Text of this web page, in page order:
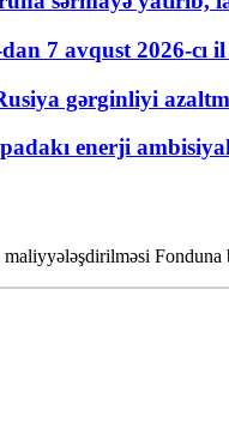
7 avqust 2026-cı
gərginliyi
enerji
Fonduna